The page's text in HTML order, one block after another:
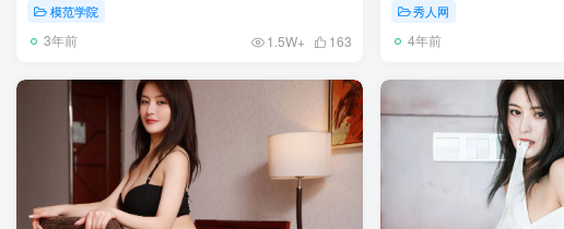
模范学院
3年前 1.5W+ 163
秀人网
4年前